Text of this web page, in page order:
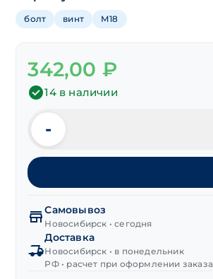
болт винт М18
342,00 ₽
14 в наличии
Количество
товара
Болт
шестигранная
нерж.сталь
А2
М18х60 мм
DIN 933
-
Самовывоз
Новосибирск • сегодня
Доставка
Новосибирск • в понедельник
РФ • расчет при оформлении заказа